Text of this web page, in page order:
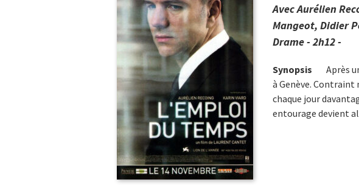
Avec Aurélien
Mangeot, Didier
Drame - 2h12 -
Synopsis
Après
à Genève.
chaque jour
entourage devient